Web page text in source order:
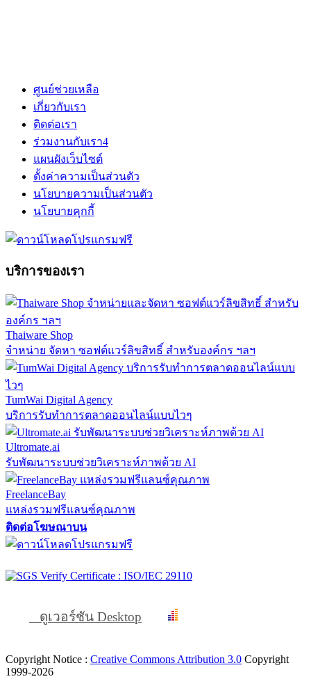
ศูนย์ช่วยเหลือ
เกี่ยวกับเรา
ติดต่อเรา
ร่วมงานกับเรา4
แผนผังเว็บไซต์
ตั้งค่าความเป็นส่วนตัว
นโยบายความเป็นส่วนตัว
นโยบายคุกกี้
บริการของเรา
Thaiware Shop
จำหน่าย จัดหา ซอฟต์แวร์ลิขสิทธิ์ สำหรับองค์กร ฯลฯ
TumWai Digital Agency
บริการรับทำการตลาดออนไลน์แบบไวๆ
Ultromate.ai
รับพัฒนาระบบช่วยวิเคราะห์ภาพด้วย AI
FreelanceBay
แหล่งรวมฟรีแลนซ์คุณภาพ
ติดต่อโฆษณาบน
ดูเวอร์ชัน Desktop
Copyright Notice : Creative Commons Attribution 3.0 Copyright
1999-2026